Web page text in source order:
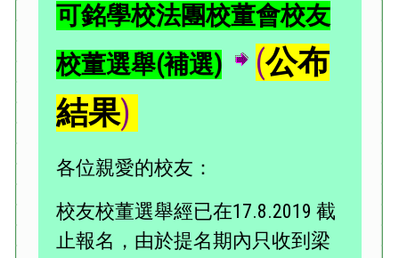
可銘學校法團校董會校友
校董選舉(補選)
(公布
結果)
各位親愛的校友：
校友校董選舉經已在17.8.2019 截
止報名，由於提名期內只收到梁